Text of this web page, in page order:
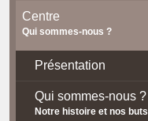
Centre
Qui sommes-nous ?
Présentation
Qui sommes-nous ?
Notre histoire et nos buts